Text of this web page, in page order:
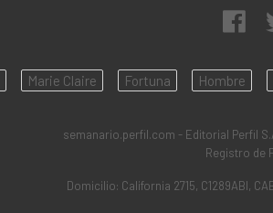
Marie Claire Fortuna Hombre
semanario.perfil.com - Editorial Perfil
Registro de
Domicilio: California 2715, C1289ABI,